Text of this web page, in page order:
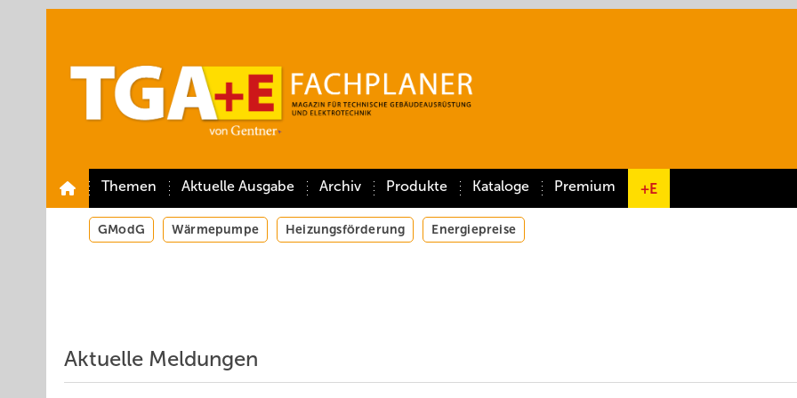
Themen Aktuelle Ausgabe Archiv Produkte Kataloge Premium +E
GModG Wärmepumpe Heizungsförderung Energiepreise
Aktuelle Meldungen